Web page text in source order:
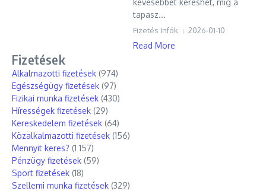
kevesebbet kereshet, míg a
tapasz...
Fizetés Infók 2026-01-10
Read More
Fizetések
Alkalmazotti fizetések (974)
Egészségügy fizetések (97)
Fizikai munka fizetések (430)
Hírességek fizetések (29)
Kereskedelem fizetések (64)
Közalkalmazotti fizetések (156)
Mennyit keres? (1 157)
Pénzügy fizetések (59)
Sport fizetések (18)
Szellemi munka fizetések (329)